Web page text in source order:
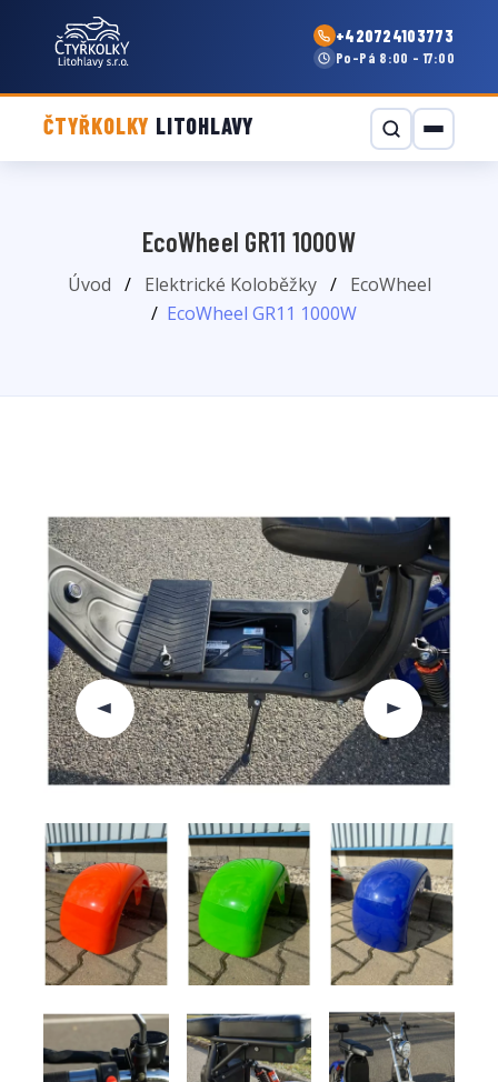
+420724103773
Po–Pá 8:00 - 17:00
ČTYŘKOLKY LITOHLAVY
EcoWheel GR11 1000W
Úvod Elektrické Koloběžky
EcoWheel
EcoWheel GR11 1000W